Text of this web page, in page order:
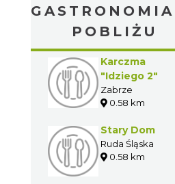
POBLIŻU
Karczma
"Idziego 2"
Zabrze
0.58 km
Stary Dom
Ruda Śląska
0.58 km